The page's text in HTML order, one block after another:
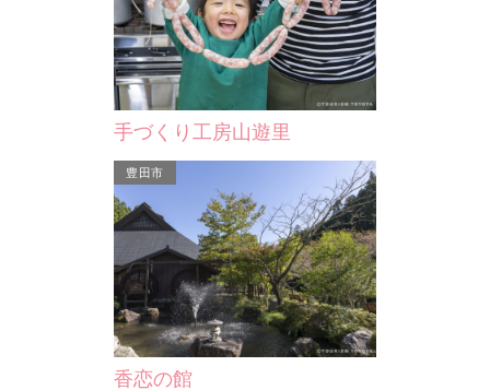
・商業施設が入った市
「参合館」。豊田市コ
豊田市能楽堂
市街地再開発ビル「参合館」の8階に
ある能楽堂。切妻造りの屋根と総ヒノ
キ張りの舞台があり、一…
手づくり工房山遊里
豊田市
香恋の館